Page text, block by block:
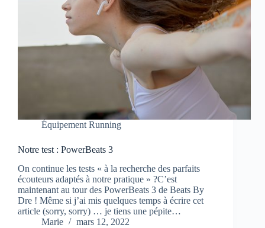
Équipement Running
Notre test : PowerBeats 3
On continue les tests « à la recherche des parfaits
écouteurs adaptés à notre pratique » ?C’est
maintenant au tour des PowerBeats 3 de Beats By
Dre ! Même si j’ai mis quelques temps à écrire cet
article (sorry, sorry) … je tiens une pépite…
Marie
mars 12, 2022